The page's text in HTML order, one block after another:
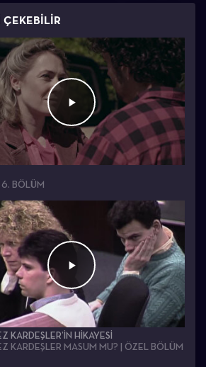
ÇEKEBİLİR
BÖLÜM
KARDEŞLER’IN HIKAYESI
KARDEŞLER MASUM MU? | ÖZEL BÖLÜM